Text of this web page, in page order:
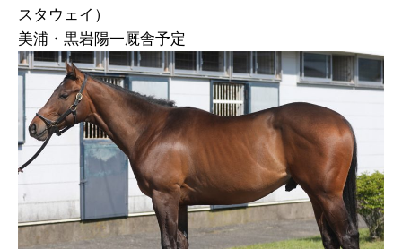
スタウェイ）
美浦・黒岩陽一厩舎予定